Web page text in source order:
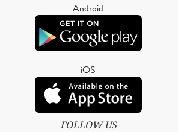
Android
iOS
FOLLOW US